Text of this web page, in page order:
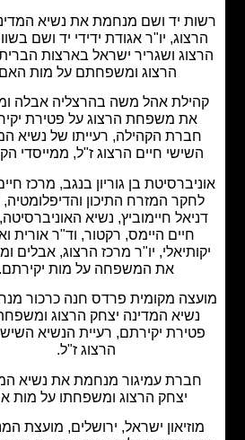
יד ושם מנחמת את נשיא המדינה יצחק
יו"ר אגודת ידידי יד ושם בשוויץ יואל
ושגריר ישראל בארצות הברית מיכאל
הרצוג ומשפחתם על מות האם.
אהל משה בהרצליה אבלה ומנחמת
את משפחת הרצוג על פטירת יקירתם,
הקהילה, רעייתו של נשיא המדינה
חיים הרצוג ז"ל, ממייסדי הקהילה.
בן גוריון בנגב, מרכז חיים הרצוג
המזרח התיכון והדיפלומטיה, פרופ'
חיימוביץ, נשיא האוניברסיטה, פרופ'
חיים היימס, רקטור, וד"ר אורית ואקנין
יו"ר מרכז הרצוג, אבלים ומנחמים
את המשפחה על מות יקירתם.
מקומית פרדס חנה כרכור מנחמת את
המדינה יצחק הרצוג ומשפחתו על
יקירתם, רעיית הנשיא השישי חיים
הרצוג ז"ל.
עמיגור מנחמת את נשיא המדינה
יצחק הרצוג ומשפחתו על מות אמו.
ישראל, ירושלים, מועצת המנהלים